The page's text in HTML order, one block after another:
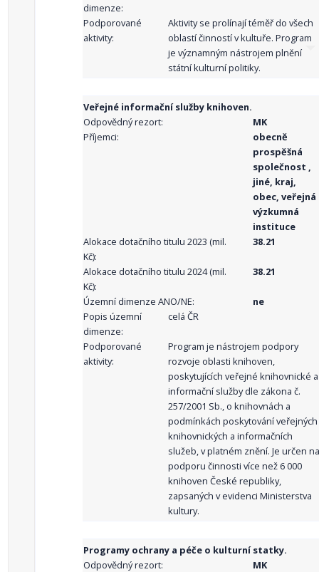
dimenze:
Podporované
aktivity:
Aktivity se prolínají téměř do všech
oblastí činností v kultuře. Program
je významným nástrojem plnění
státní kulturní politiky.
Veřejné informační služby knihoven.
Odpovědný rezort:
MK
Příjemci:
obecně
prospěšná
společnost ,
jiné, kraj,
obec, veřejná
výzkumná
instituce
Alokace dotačního titulu 2023 (mil.
Kč):
38.21
Alokace dotačního titulu 2024 (mil.
Kč):
38.21
Územní dimenze ANO/NE:
ne
Popis územní
dimenze:
celá ČR
Podporované
aktivity:
Program je nástrojem podpory
rozvoje oblasti knihoven,
poskytujících veřejné knihovnické a
informační služby dle zákona č.
257/2001 Sb., o knihovnách a
podmínkách poskytování veřejných
knihovnických a informačních
služeb, v platném znění. Je určen na
podporu činnosti více než 6 000
knihoven České republiky,
zapsaných v evidenci Ministerstva
kultury.
Programy ochrany a péče o kulturní statky.
Odpovědný rezort:
MK